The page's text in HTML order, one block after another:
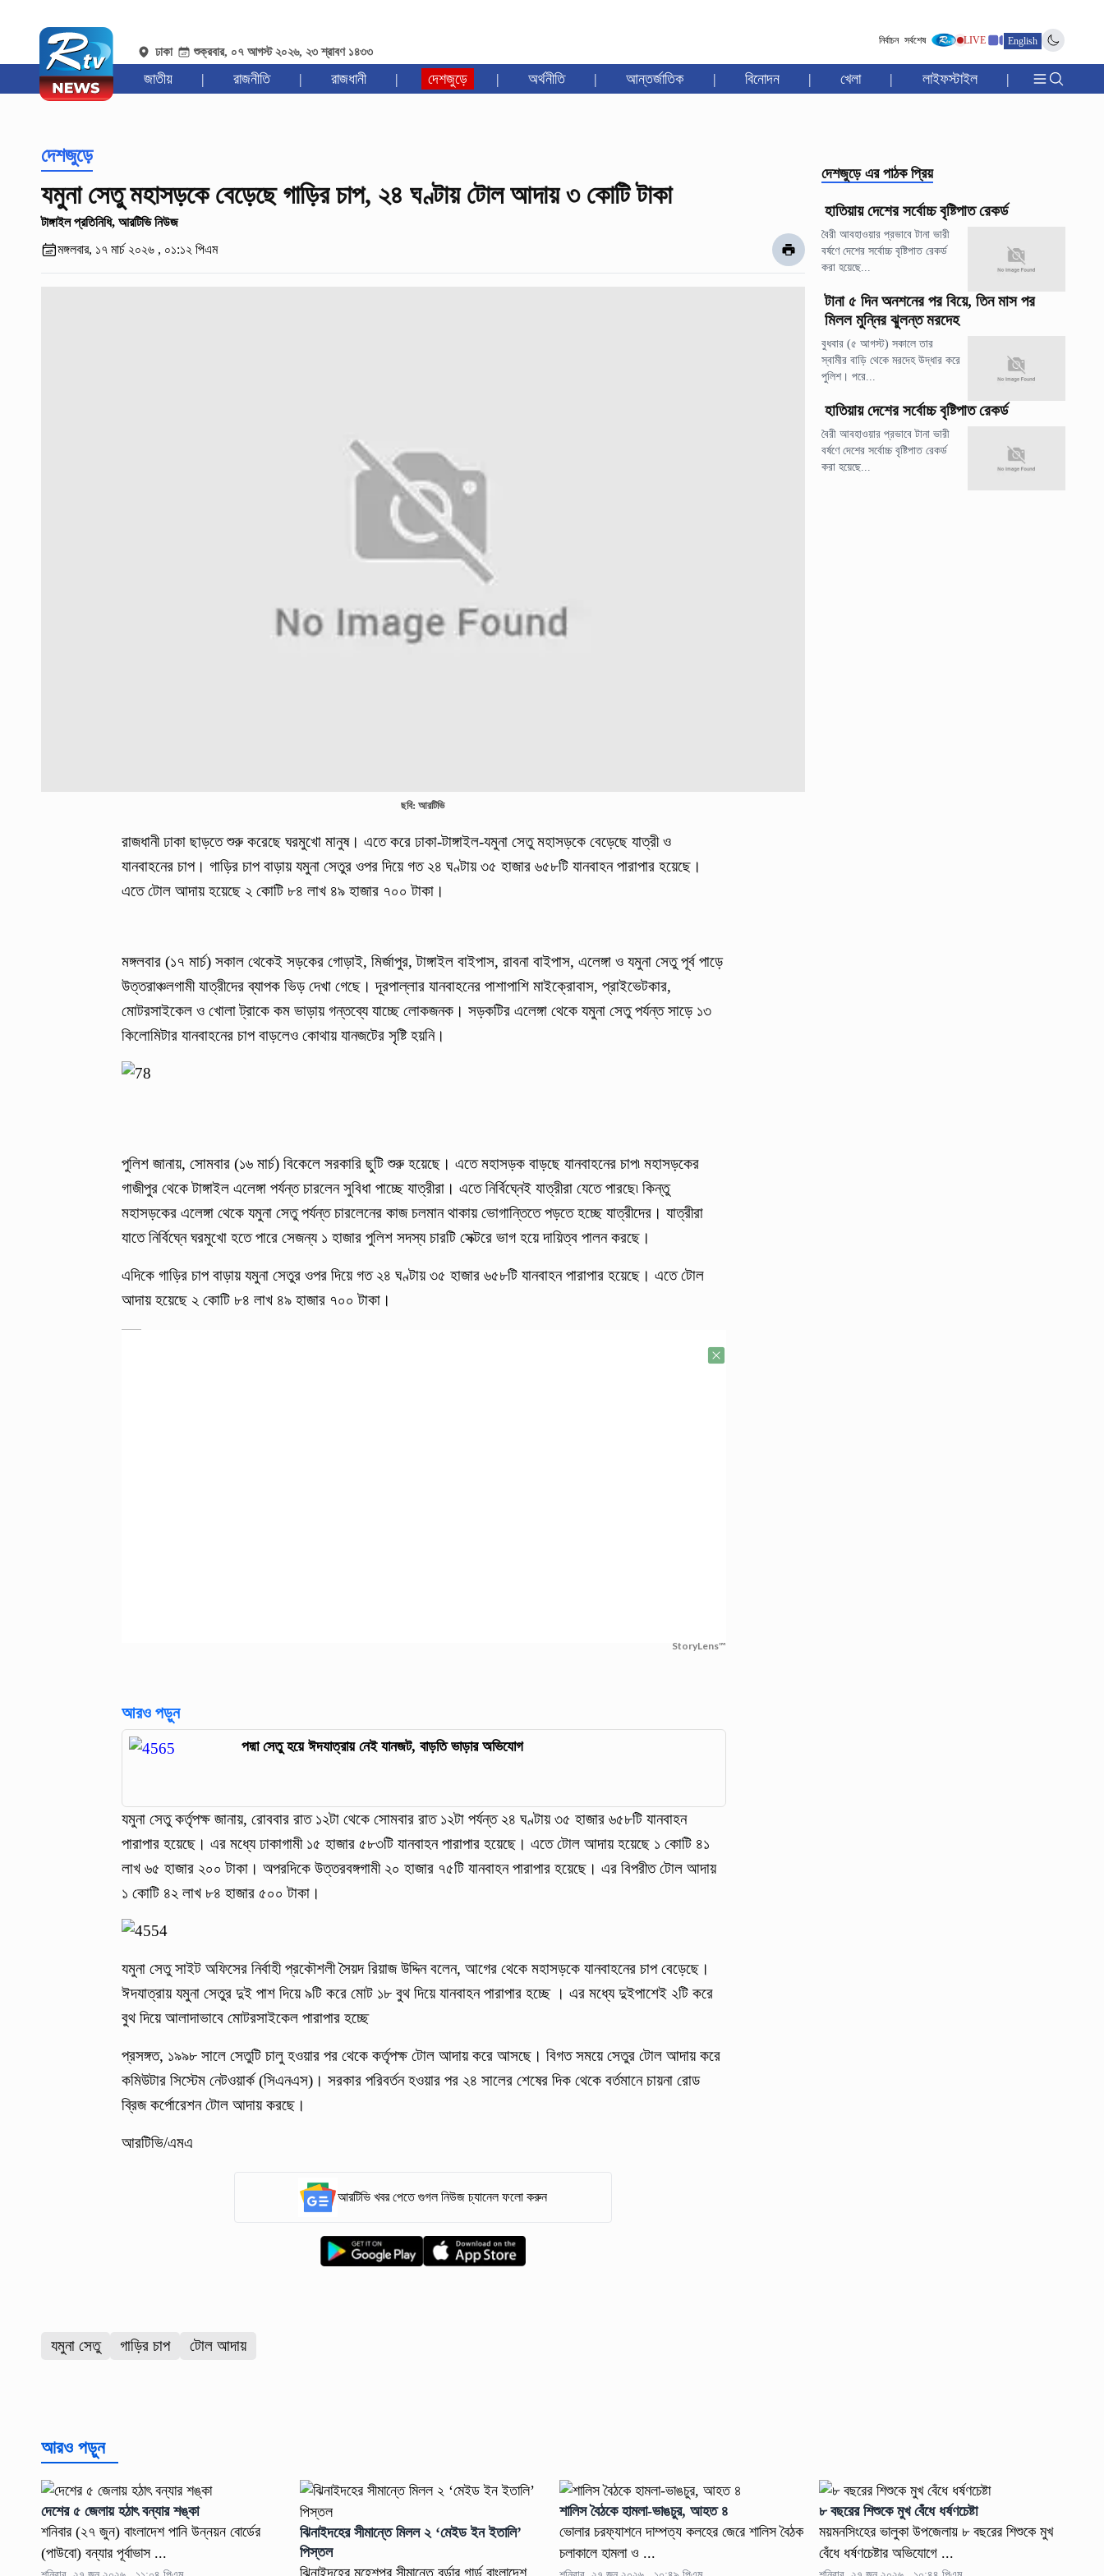
ঢাকা শুক্রবার, ০৭ আগস্ট ২০২৬, ২৩ শ্রাবণ ১৪৩৩
নির্বাচন সর্বশেষ LIVE English
জাতীয় | রাজনীতি | রাজধানী | দেশজুড়ে | অর্থনীতি | আন্তর্জাতিক | বিনোদন | খেলা | লাইফস্টাইল |
দেশজুড়ে
যমুনা সেতু মহাসড়কে বেড়েছে গাড়ির চাপ, ২৪ ঘণ্টায় টোল আদায় ৩ কোটি টাকা
টাঙ্গাইল প্রতিনিধি, আরটিভি নিউজ
মঙ্গলবার, ১৭ মার্চ ২০২৬ , ০১:১২ পিএম
ছবি: আরটিভি
রাজধানী ঢাকা ছাড়তে শুরু করেছে ঘরমুখো মানুষ। এতে করে ঢাকা-টাঙ্গাইল-যমুনা সেতু মহাসড়কে বেড়েছে যাত্রী ও
যানবাহনের চাপ। গাড়ির চাপ বাড়ায় যমুনা সেতুর ওপর দিয়ে গত ২৪ ঘণ্টায় ৩৫ হাজার ৬৫৮টি যানবাহন পারাপার হয়েছে।
এতে টোল আদায় হয়েছে ২ কোটি ৮৪ লাখ ৪৯ হাজার ৭০০ টাকা।
মঙ্গলবার (১৭ মার্চ) সকাল থেকেই সড়কের গোড়াই, মির্জাপুর, টাঙ্গাইল বাইপাস, রাবনা বাইপাস, এলেঙ্গা ও যমুনা সেতু পূর্ব পাড়ে
উত্তরাঞ্চলগামী যাত্রীদের ব্যাপক ভিড় দেখা গেছে। দূরপাল্লার যানবাহনের পাশাপাশি মাইক্রোবাস, প্রাইভেটকার,
মোটরসাইকেল ও খোলা ট্রাকে কম ভাড়ায় গন্তব্যে যাচ্ছে লোকজনক। সড়কটির এলেঙ্গা থেকে যমুনা সেতু পর্যন্ত সাড়ে ১৩
কিলোমিটার যানবাহনের চাপ বাড়লেও কোথায় যানজটের সৃষ্টি হয়নি।
পুলিশ জানায়, সোমবার (১৬ মার্চ) বিকেলে সরকারি ছুটি শুরু হয়েছে। এতে মহাসড়ক বাড়ছে যানবাহনের চাপ৷ মহাসড়কের
গাজীপুর থেকে টাঙ্গাইল এলেঙ্গা পর্যন্ত চারলেন সুবিধা পাচ্ছে যাত্রীরা। এতে নির্বিঘ্নেই যাত্রীরা যেতে পারছে৷ কিন্তু
মহাসড়কের এলেঙ্গা থেকে যমুনা সেতু পর্যন্ত চারলেনের কাজ চলমান থাকায় ভোগান্তিতে পড়তে হচ্ছে যাত্রীদের। যাত্রীরা
যাতে নির্বিঘ্নে ঘরমুখো হতে পারে সেজন্য ১ হাজার পুলিশ সদস্য চারটি সেক্টরে ভাগ হয়ে দায়িত্ব পালন করছে।
এদিকে গাড়ির চাপ বাড়ায় যমুনা সেতুর ওপর দিয়ে গত ২৪ ঘণ্টায় ৩৫ হাজার ৬৫৮টি যানবাহন পারাপার হয়েছে। এতে টোল
আদায় হয়েছে ২ কোটি ৮৪ লাখ ৪৯ হাজার ৭০০ টাকা।
StoryLens™
আরও পড়ুন
পদ্মা সেতু হয়ে ঈদযাত্রায় নেই যানজট, বাড়তি ভাড়ার অভিযোগ
যমুনা সেতু কর্তৃপক্ষ জানায়, রোববার রাত ১২টা থেকে সোমবার রাত ১২টা পর্যন্ত ২৪ ঘণ্টায় ৩৫ হাজার ৬৫৮টি যানবাহন
পারাপার হয়েছে। এর মধ্যে ঢাকাগামী ১৫ হাজার ৫৮৩টি যানবাহন পারাপার হয়েছে। এতে টোল আদায় হয়েছে ১ কোটি ৪১
লাখ ৬৫ হাজার ২০০ টাকা। অপরদিকে উত্তরবঙ্গগামী ২০ হাজার ৭৫টি যানবাহন পারাপার হয়েছে। এর বিপরীত টোল আদায়
১ কোটি ৪২ লাখ ৮৪ হাজার ৫০০ টাকা।
যমুনা সেতু সাইট অফিসের নির্বাহী প্রকৌশলী সৈয়দ রিয়াজ উদ্দিন বলেন, আগের থেকে মহাসড়কে যানবাহনের চাপ বেড়েছে।
ঈদযাত্রায় যমুনা সেতুর দুই পাশ দিয়ে ৯টি করে মোট ১৮ বুথ দিয়ে যানবাহন পারাপার হচ্ছে । এর মধ্যে দুইপাশেই ২টি করে
বুথ দিয়ে আলাদাভাবে মোটরসাইকেল পারাপার হচ্ছে
প্রসঙ্গত, ১৯৯৮ সালে সেতুটি চালু হওয়ার পর থেকে কর্তৃপক্ষ টোল আদায় করে আসছে। বিগত সময়ে সেতুর টোল আদায় করে
কমিউটার সিস্টেম নেটওয়ার্ক (সিএনএস)। সরকার পরিবর্তন হওয়ার পর ২৪ সালের শেষের দিক থেকে বর্তমানে চায়না রোড
ব্রিজ কর্পোরেশন টোল আদায় করছে।
আরটিভি/এমএ
আরটিভি খবর পেতে গুগল নিউজ চ্যানেল ফলো করুন
যমুনা সেতু গাড়ির চাপ টোল আদায়
দেশজুড়ে এর পাঠক প্রিয়
হাতিয়ায় দেশের সর্বোচ্চ বৃষ্টিপাত রেকর্ড
বৈরী আবহাওয়ার প্রভাবে টানা ভারী
বর্ষণে দেশের সর্বোচ্চ বৃষ্টিপাত রেকর্ড
করা হয়েছে...
টানা ৫ দিন অনশনের পর বিয়ে, তিন মাস পর
মিলল মুন্নির ঝুলন্ত মরদেহ
বুধবার (৫ আগস্ট) সকালে তার
স্বামীর বাড়ি থেকে মরদেহ উদ্ধার করে
পুলিশ। পরে...
হাতিয়ায় দেশের সর্বোচ্চ বৃষ্টিপাত রেকর্ড
বৈরী আবহাওয়ার প্রভাবে টানা ভারী
বর্ষণে দেশের সর্বোচ্চ বৃষ্টিপাত রেকর্ড
করা হয়েছে...
আরও পড়ুন
দেশের ৫ জেলায় হঠাৎ বন্যার শঙ্কা
শনিবার (২৭ জুন) বাংলাদেশ পানি উন্নয়ন বোর্ডের
(পাউবো) বন্যার পূর্বাভাস ...
ঝিনাইদহের সীমান্তে মিলল ২ ‘মেইড ইন ইতালি’
পিস্তল
শালিস বৈঠকে হামলা-ভাঙচুর, আহত ৪
ভোলার চরফ্যাশনে দাম্পত্য কলহের জেরে শালিস বৈঠক
চলাকালে হামলা ও ...
৮ বছরের শিশুকে মুখ বেঁধে ধর্ষণচেষ্টা
ময়মনসিংহের ভালুকা উপজেলায় ৮ বছরের শিশুকে মুখ
বেঁধে ধর্ষণচেষ্টার অভিযোগে ...